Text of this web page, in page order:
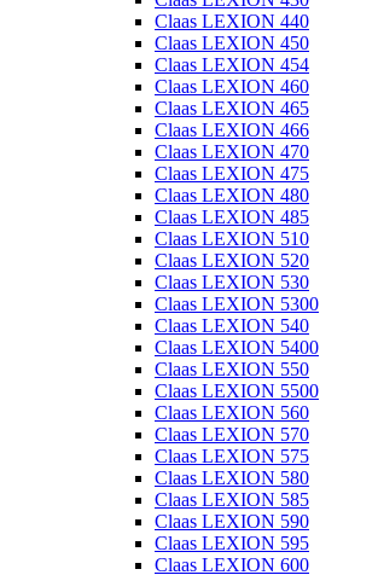
Claas LEXION 440
Claas LEXION 450
Claas LEXION 454
Claas LEXION 460
Claas LEXION 465
Claas LEXION 466
Claas LEXION 470
Claas LEXION 475
Claas LEXION 480
Claas LEXION 485
Claas LEXION 510
Claas LEXION 520
Claas LEXION 530
Claas LEXION 5300
Claas LEXION 540
Claas LEXION 5400
Claas LEXION 550
Claas LEXION 5500
Claas LEXION 560
Claas LEXION 570
Claas LEXION 575
Claas LEXION 580
Claas LEXION 585
Claas LEXION 590
Claas LEXION 595
Claas LEXION 600